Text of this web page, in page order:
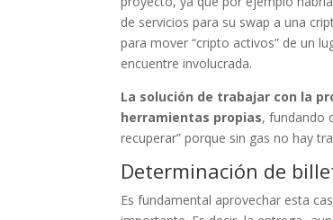
de servicios para su swap a una
para mover “cripto activos” de un
encuentre involucrada.
La solución de trabajar con la
herramientas propias, fundando
recuperar” porque sin gas no hay
Determinación de
Es fundamental aprovechar esta